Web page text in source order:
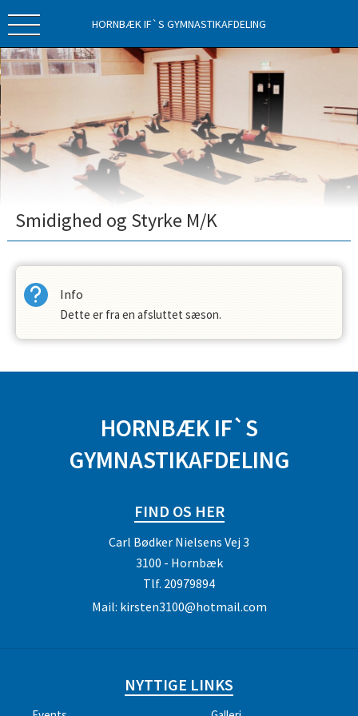
HORNBÆK IF`S GYMNASTIKAFDELING
Smidighed og Styrke M/K
Info
Dette er fra en afsluttet sæson.
HORNBÆK IF`S
GYMNASTIKAFDELING
FIND OS HER
Carl Bødker Nielsens Vej 3
3100 - Hornbæk
Tlf. 20979894
Mail: kirsten3100@hotmail.com
NYTTIGE LINKS